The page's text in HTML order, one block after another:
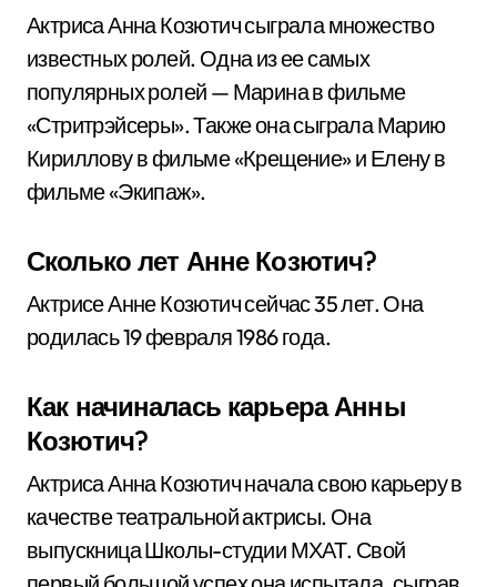
Актриса Анна Козютич сыграла множество
известных ролей. Одна из ее самых
популярных ролей — Марина в фильме
«Стритрэйсеры». Также она сыграла Марию
Кириллову в фильме «Крещение» и Елену в
фильме «Экипаж».
Сколько лет Анне Козютич?
Актрисе Анне Козютич сейчас 35 лет. Она
родилась 19 февраля 1986 года.
Как начиналась карьера Анны
Козютич?
Актриса Анна Козютич начала свою карьеру в
качестве театральной актрисы. Она
выпускница Школы-студии МХАТ. Свой